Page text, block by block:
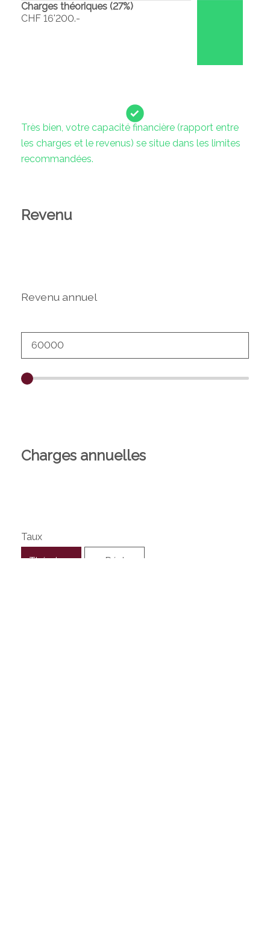
Charges théoriques (27%)
CHF 16'200.-
Très bien, votre capacité financière (rapport entre
les charges et le revenus) se situe dans les limites
recommandées.
Revenu
Revenu annuel
Charges annuelles
Taux
Théorique Réel